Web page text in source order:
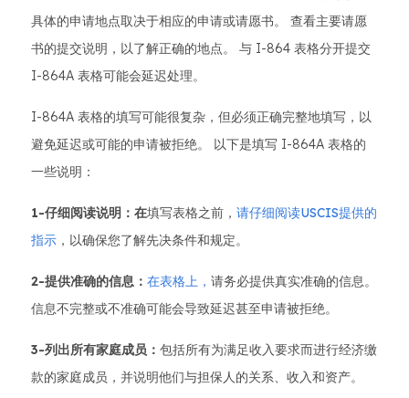
具体的申请地点取决于相应的申请或请愿书。 查看主要请愿
书的提交说明，以了解正确的地点。 与 I-864 表格分开提交
I-864A 表格可能会延迟处理。
I-864A 表格的填写可能很复杂，但必须正确完整地填写，以
避免延迟或可能的申请被拒绝。 以下是填写 I-864A 表格的
一些说明：
1-仔细阅读说明：在填写表格之前， 请仔细阅读USCIS提供的
指示 ，以确保您了解先决条件和规定。
2-提供准确的信息： 在表格上， 请务必提供真实准确的信息。
信息不完整或不准确可能会导致延迟甚至申请被拒绝。
3-列出所有家庭成员： 包括所有为满足收入要求而进行经济缴
款的家庭成员，并说明他们与担保人的关系、收入和资产。